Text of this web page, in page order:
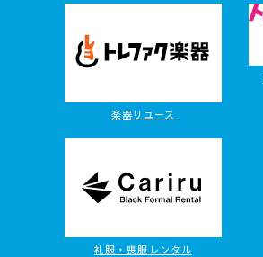
楽器リユース
礼服・喪服レンタル